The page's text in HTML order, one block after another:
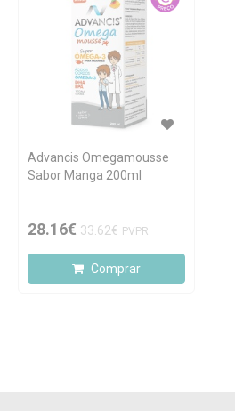
Advancis Omegamousse
Sabor Manga 200ml
28.16€ 33.62€ PVPR
Comprar